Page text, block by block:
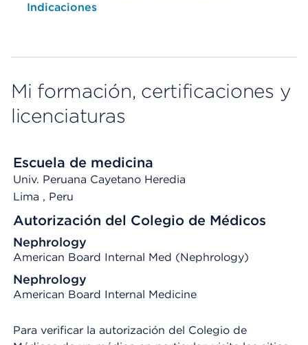
Opens native map application on mobile devices
Indicaciones
Mi formación, certificaciones y
licenciaturas
Escuela de medicina
Univ. Peruana Cayetano Heredia
Lima , Peru
Autorización del Colegio de Médicos
Nephrology
American Board Internal Med (Nephrology)
Nephrology
American Board Internal Medicine
Para verificar la autorización del Colegio de